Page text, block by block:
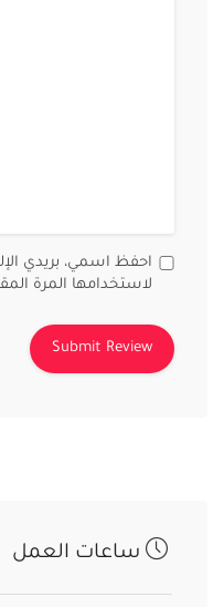
احفظ اسمي، بريدي
لاستخدامها المرة
ساعات العمل